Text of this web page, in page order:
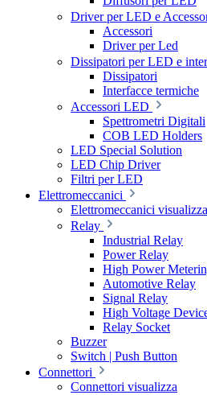
Driver per LED e
Accessori
Driver per Led
Dissipatori per LED e
Dissipatori
Interfacce termiche
Accessori LED
Spettrometri Digitali
COB LED Holders
LED Special Solution
LED Chip Driver
Filtri per LED
Elettromeccanici
Elettromeccanici visualizza
Relay
Industrial Relay
Power Relay
High Power
Automotive Relay
Signal Relay
High Voltage
Relay Socket
Buzzer
Switch | Push Button
Connettori
Connettori visualizza